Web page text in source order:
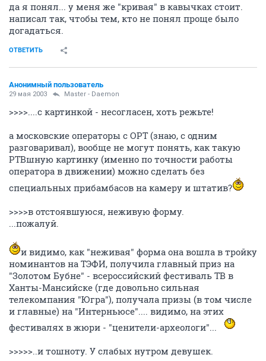
да я понял... у меня же "кривая" в кавычках стоит.
написал так, чтобы тем, кто не понял проще было
догадаться.
ОТВЕТИТЬ
Анонимный пользователь
29 мая 2003 Master - Daemon
>>>>....с картинкой - несогласен, хоть режьте!
а московские операторы с ОРТ (знаю, с одним
разговаривал), вообще не могут понять, как такую
РТВшную картинку (именно по точности работы
оператора в движении) можно сделать без
специальных прибамбасов на камеру и штатив?
>>>>в отстоявшуюся, неживую форму.
...пожалуй.
и видимо, как "неживая" форма она вошла в тройку
номинантов на ТЭФИ, получила главный приз на
"Золотом Бубне" - всероссийский фестиваль ТВ в
Ханты-Мансийске (где довольно сильная
телекомпания "Югра"), получала призы (в том числе
и главные) на "Интерньюсе".... видимо, на этих
фестивалях в жюри - "ценители-археологи"...
>>>>>..и тошноту. У слабых нутром девушек.